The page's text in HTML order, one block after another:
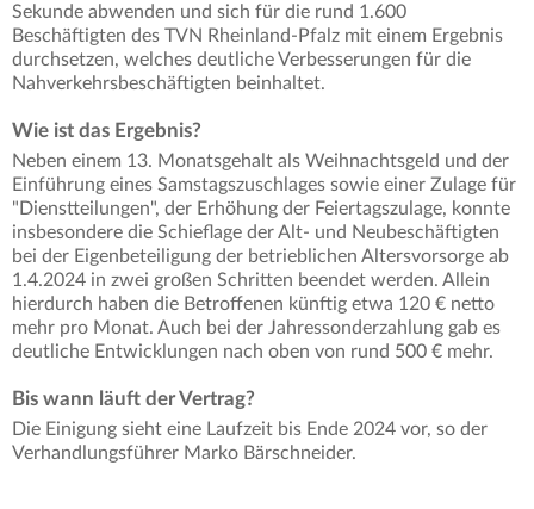
Sekunde abwenden und sich für die rund 1.600
Beschäftigten des TVN Rheinland-Pfalz mit einem Ergebnis
durchsetzen, welches deutliche Verbesserungen für die
Nahverkehrsbeschäftigten beinhaltet.
Wie ist das Ergebnis?
Neben einem 13. Monatsgehalt als Weihnachtsgeld und der
Einführung eines Samstagszuschlages sowie einer Zulage für
"Dienstteilungen", der Erhöhung der Feiertagszulage, konnte
insbesondere die Schieflage der Alt- und Neubeschäftigten
bei der Eigenbeteiligung der betrieblichen Altersvorsorge ab
1.4.2024 in zwei großen Schritten beendet werden. Allein
hierdurch haben die Betroffenen künftig etwa 120 € netto
mehr pro Monat. Auch bei der Jahressonderzahlung gab es
deutliche Entwicklungen nach oben von rund 500 € mehr.
Bis wann läuft der Vertrag?
Die Einigung sieht eine Laufzeit bis Ende 2024 vor, so der
Verhandlungsführer Marko Bärschneider.